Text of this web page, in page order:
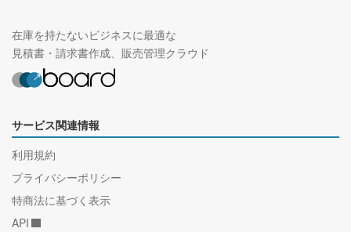
在庫を持たないビジネスに最適な
見積書・請求書作成、販売管理クラウド
サービス関連情報
利用規約
プライバシーポリシー
特商法に基づく表示
API